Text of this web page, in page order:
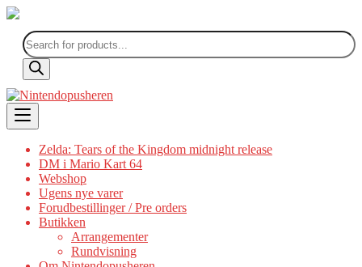
Products
search
Skip
to
content
Zelda: Tears of the Kingdom midnight release
DM i Mario Kart 64
Webshop
Ugens nye varer
Forudbestillinger / Pre orders
Butikken
Arrangementer
Rundvisning